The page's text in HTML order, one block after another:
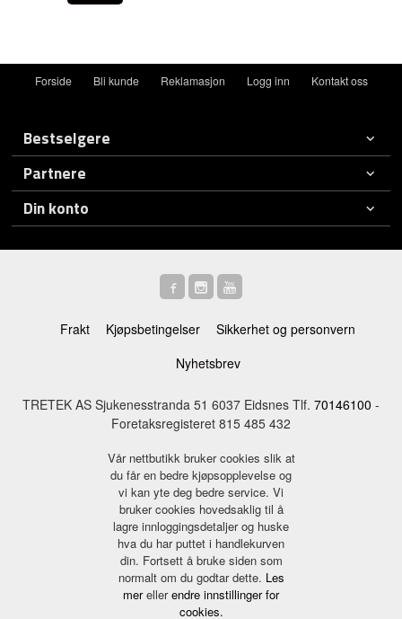
Forside Bli kunde Reklamasjon Logg inn Kontakt oss
Bestselgere
Partnere
Din konto
Frakt Kjøpsbetingelser
Sikkerhet og personvern
Nyhetsbrev
TRETEK AS Sjukenesstranda 51 6037 Eidsnes Tlf. 70146100 -
Foretaksregisteret 815 485 432
Vår nettbutikk bruker cookies slik at
du får en bedre kjøpsopplevelse og
vi kan yte deg bedre service. Vi
bruker cookies hovedsaklig til å
lagre innloggingsdetaljer og huske
hva du har puttet i handlekurven
din. Fortsett å bruke siden som
normalt om du godtar dette. Les
merellerendre innstillinger for
cookies.